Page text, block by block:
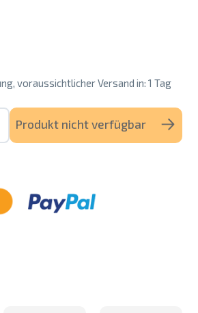
voraussichtlicher Versand in: 1 Tag
Produkt nicht verfügbar